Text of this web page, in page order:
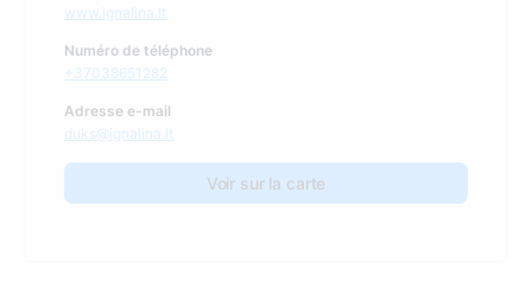
www.ignalina.lt
Numéro de téléphone
+37038651282
Adresse e-mail
duks@ignalina.lt
Voir sur la carte